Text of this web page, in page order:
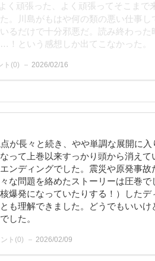
く頑張った、よく頑張ってそこま
。川島がもはや何の類の悪い仕事
るだけで十分邪悪だ。読み終わった
！という感想しか出てこなかった。
ト(0) 2026/02/16
が長々と続き、やや単調な展開に
って上巻以来すっかり頭から消えて
ンディングでした。震災や原発事
な問題を絡めたストーリーは圧巻で
爆発になっていたりする！）した
も理解できました。どうでもいい
した。
ト(0) 2026/02/09